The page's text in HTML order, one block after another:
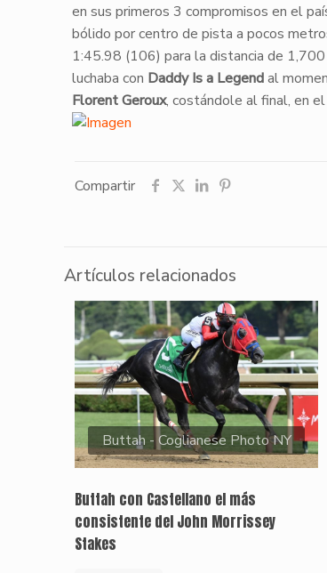
en sus primeros 3 compromisos en el
bólido por centro de pista a pocos
1:45.98 (106) para la distancia de
luchaba con Daddy Is a Legendal
Florent Geroux, costándole al final, en
Compartir
Artículos relacionados
Buttah - Coglianese Photo NY
Buttah con Castellano el más
consistente del John Morrissey
Stakes